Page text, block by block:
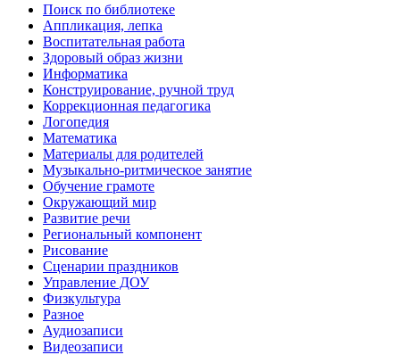
Поиск по библиотеке
Аппликация, лепка
Воспитательная работа
Здоровый образ жизни
Информатика
Конструирование, ручной труд
Коррекционная педагогика
Логопедия
Математика
Материалы для родителей
Музыкально-ритмическое занятие
Обучение грамоте
Окружающий мир
Развитие речи
Региональный компонент
Рисование
Сценарии праздников
Управление ДОУ
Физкультура
Разное
Аудиозаписи
Видеозаписи